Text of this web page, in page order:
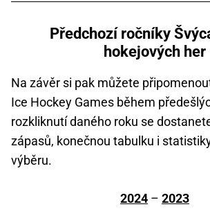
Předchozí ročníky
hokejových her
Na závěr si pak můžete
Ice Hockey Games během
rozkliknutí daného roku se
zápasů, konečnou tabulku i
výběru.
2024 – 2023